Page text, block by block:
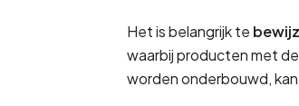
Het is belangrijk te
waarbij producten met
worden onderbouwd,